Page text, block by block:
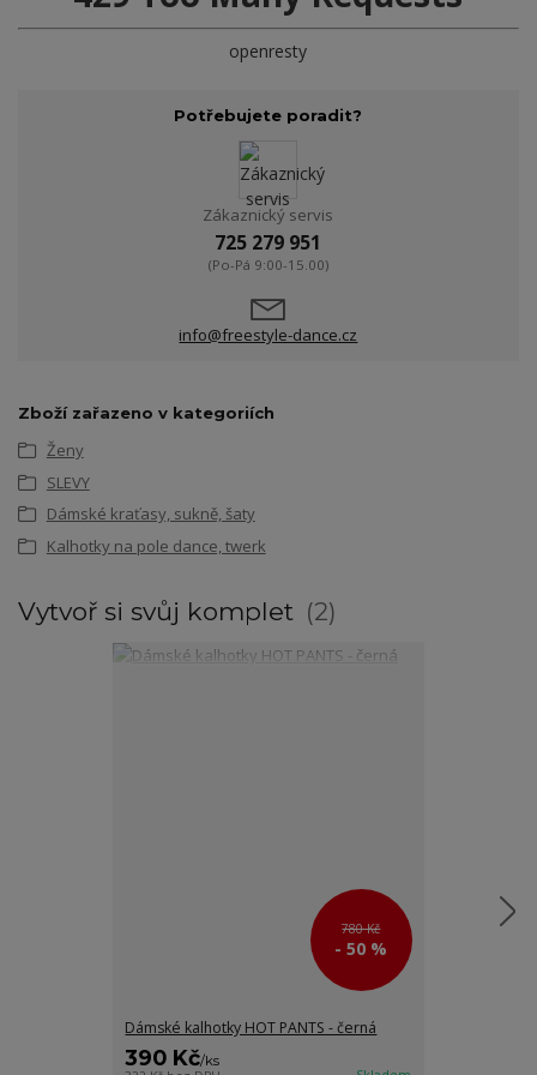
openresty
Potřebujete poradit?
Zákaznický servis
725 279 951
(Po-Pá 9:00-15.00)
info@freestyle-dance.cz
Zboží zařazeno v kategoriích
Ženy
SLEVY
Dámské kraťasy, sukně, šaty
Kalhotky na pole dance, twerk
Vytvoř si svůj komplet 2
780 Kč
- 50 %
Dámské kalhotky HOT PANTS - černá
390 Kč/ks